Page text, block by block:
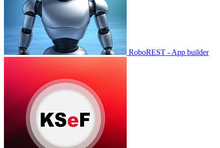
RoboREST - App builder